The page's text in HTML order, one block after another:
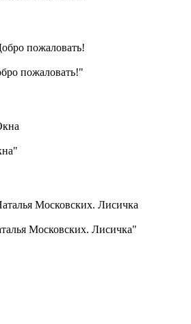
пожаловать!"
Московских. Лисичка"